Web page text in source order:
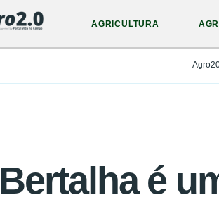
AGRICULTURA
Bertalha é